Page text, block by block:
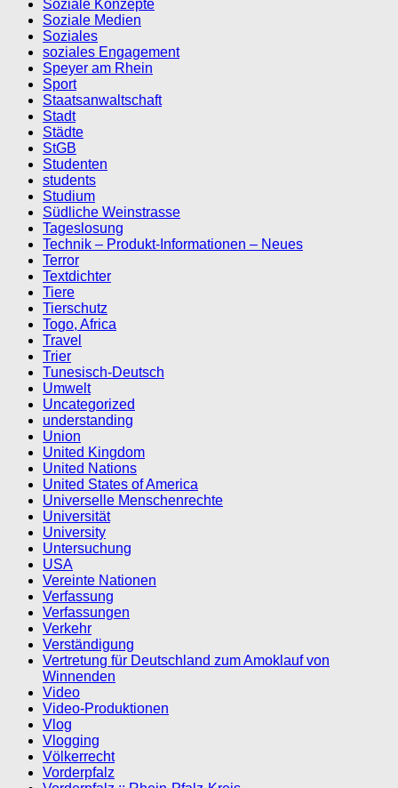
Soziale Konzepte
Soziale Medien
Soziales
soziales Engagement
Speyer am Rhein
Sport
Staatsanwaltschaft
Stadt
Städte
StGB
Studenten
students
Studium
Südliche Weinstrasse
Tageslosung
Technik – Produkt-Informationen – Neues
Terror
Textdichter
Tiere
Tierschutz
Togo, Africa
Travel
Trier
Tunesisch-Deutsch
Umwelt
Uncategorized
understanding
Union
United Kingdom
United Nations
United States of America
Universelle Menschenrechte
Universität
University
Untersuchung
USA
Vereinte Nationen
Verfassung
Verfassungen
Verkehr
Verständigung
Vertretung für Deutschland zum Amoklauf von
Winnenden
Video
Video-Produktionen
Vlog
Vlogging
Völkerrecht
Vorderpfalz